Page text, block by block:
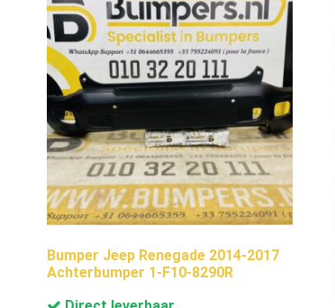
Bumper Jeep Renegade 2014-2017
Achterbumper 1-F10-8290R